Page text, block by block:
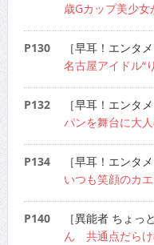
歳Gカップ美少女
P130 ［早耳！エンタ
名古屋アイドル“
P132 ［早耳！エンタ
パンを舞台に大
P134 ［早耳！エンタ
いつも笑顔のカ
P140 ［異能者 ちょっ
ん 共通点だらけ